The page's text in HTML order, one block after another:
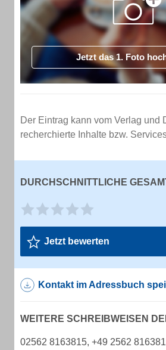
Jetzt das 1. Foto
Der Eintrag kann vom Verlag und
recherchierte Inhalte bzw.
DURCHSCHNITTLICHE
Jetzt bewerten
Kontakt im Adressbuch
WEITERE SCHREIBWEISEN
02562 8163815, +49 2562